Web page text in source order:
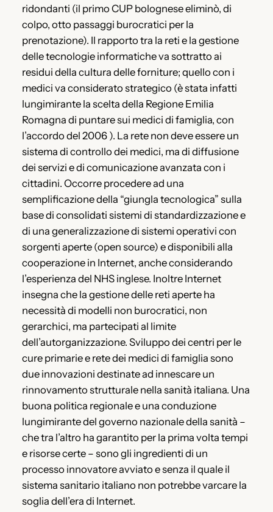
ridondanti (il primo CUP bolognese eliminò, di
colpo, otto passaggi burocratici per la
prenotazione). Il rapporto tra la reti e la gestione
delle tecnologie informatiche va sottratto ai
residui della cultura delle forniture; quello con i
medici va considerato strategico (è stata infatti
lungimirante la scelta della Regione Emilia
Romagna di puntare sui medici di famiglia, con
l’accordo del 2006 ). La rete non deve essere un
sistema di controllo dei medici, ma di diffusione
dei servizi e di comunicazione avanzata con i
cittadini. Occorre procedere ad una
semplificazione della “giungla tecnologica” sulla
base di consolidati sistemi di standardizzazione e
di una generalizzazione di sistemi operativi con
sorgenti aperte (open source) e disponibili alla
cooperazione in Internet, anche considerando
l’esperienza del NHS inglese. Inoltre Internet
insegna che la gestione delle reti aperte ha
necessità di modelli non burocratici, non
gerarchici, ma partecipati al limite
dell’autorganizzazione. Sviluppo dei centri per le
cure primarie e rete dei medici di famiglia sono
due innovazioni destinate ad innescare un
rinnovamento strutturale nella sanità italiana. Una
buona politica regionale e una conduzione
lungimirante del governo nazionale della sanità –
che tra l’altro ha garantito per la prima volta tempi
e risorse certe – sono gli ingredienti di un
processo innovatore avviato e senza il quale il
sistema sanitario italiano non potrebbe varcare la
soglia dell’era di Internet.